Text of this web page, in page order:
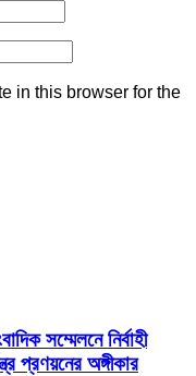
in this browser for the
সম্মেলনে নির্বাহী
প্রণয়নের অঙ্গীকার